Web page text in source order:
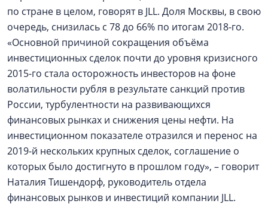
по стране в целом, говорят в JLL. Доля Москвы, в свою
очередь, снизилась с 78 до 66% по итогам 2018-го.
«Основной причиной сокращения объёма
инвестиционных сделок почти до уровня кризисного
2015-го стала осторожность инвесторов на фоне
волатильности рубля в результате санкций против
России, турбулентности на развивающихся
финансовых рынках и снижения цены нефти. На
инвестиционном показателе отразился и перенос на
2019-й нескольких крупных сделок, соглашение о
которых было достигнуто в прошлом году», – говорит
Наталия Тишендорф, руководитель отдела
финансовых рынков и инвестиций компании JLL.